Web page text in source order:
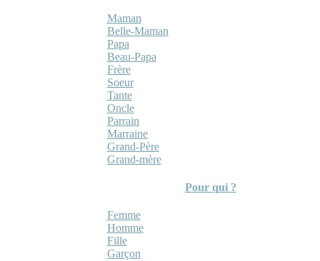
Maman
Belle-Maman
Papa
Beau-Papa
Frère
Soeur
Tante
Oncle
Parrain
Marraine
Grand-Père
Grand-mère
Pour qui ?
Femme
Homme
Fille
Garçon